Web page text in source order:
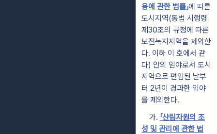
용에 관한 법률」에 따른
도시지역(동법 시행령
제30조의 규정에 따른
보전녹지지역을 제외한
다. 이하 이 호에서 같
다) 안의 임야로서 도시
지역으로 편입된 날부
터 2년이 경과한 임야
를 제외한다.
가. 「산림자원의 조
성 및 관리에 관한 법